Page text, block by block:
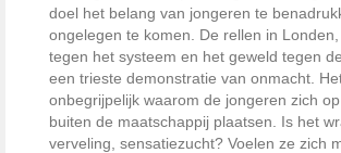
doel het belang van jongeren te
ongelegen te komen. De rellen in
tegen het systeem en het geweld tegen
een trieste demonstratie van onmacht.
onbegrijpelijk waarom de jongeren zich
buiten de maatschappij plaatsen. Is het
verveling, sensatiezucht? Voelen ze zich